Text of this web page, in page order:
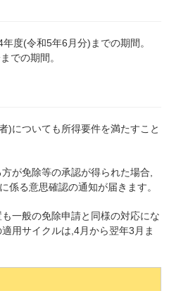
度(令和5年6月分)までの期間。
での期間。
)についても所得要件を満たすこと
が免除等の承認が得られた場合,
係る意思確認の通知が届きます。
一般の免除申請と同様の対応にな
用サイクルは,4月から翌年3月ま